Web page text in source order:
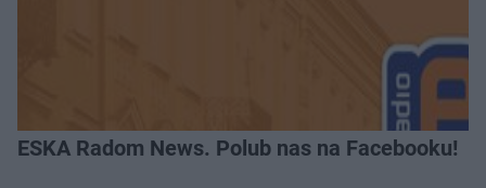
ESKA Radom News. Polub nas na Facebooku!